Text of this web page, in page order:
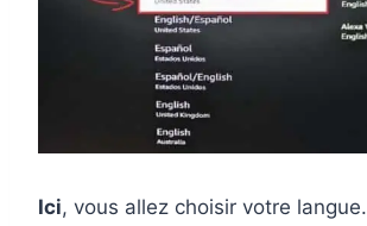
Ici, vous allez choisir votre langue.